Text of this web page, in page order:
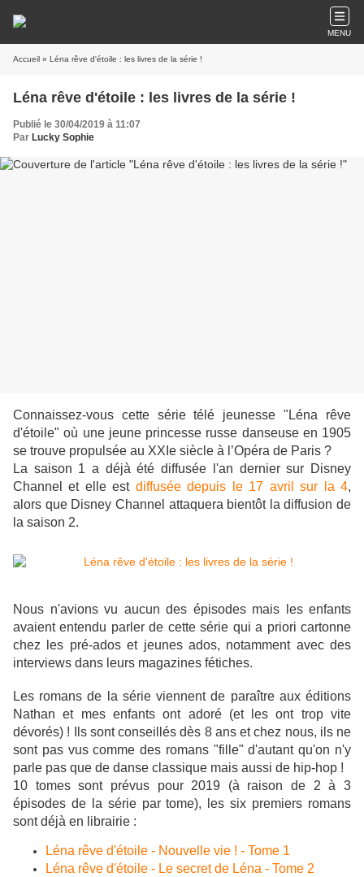
MENU
Accueil » Léna rêve d'étoile : les livres de la série !
Léna rêve d'étoile : les livres de la série !
Publié le 30/04/2019 à 11:07
Par Lucky Sophie
Connaissez-vous cette série télé jeunesse "Léna rêve
d'étoile" où une jeune princesse russe danseuse en 1905
se trouve propulsée au XXIe siècle à l’Opéra de Paris ?
La saison 1 a déjà été diffusée l'an dernier sur Disney
Channel et elle est diffusée depuis le 17 avril sur la 4,
alors que Disney Channel attaquera bientôt la diffusion de
la saison 2.
Nous n'avions vu aucun des épisodes mais les enfants
avaient entendu parler de cette série qui a priori cartonne
chez les pré-ados et jeunes ados, notamment avec des
interviews dans leurs magazines fétiches.
Les romans de la série viennent de paraître aux éditions
Nathan et mes enfants ont adoré (et les ont trop vite
dévorés) ! Ils sont conseillés dès 8 ans et chez nous, ils ne
sont pas vus comme des romans "fille" d'autant qu'on n'y
parle pas que de danse classique mais aussi de hip-hop !
10 tomes sont prévus pour 2019 (à raison de 2 à 3
épisodes de la série par tome), les six premiers romans
sont déjà en librairie :
Léna rêve d'étoile - Nouvelle vie ! - Tome 1
Léna rêve d'étoile - Le secret de Léna - Tome 2